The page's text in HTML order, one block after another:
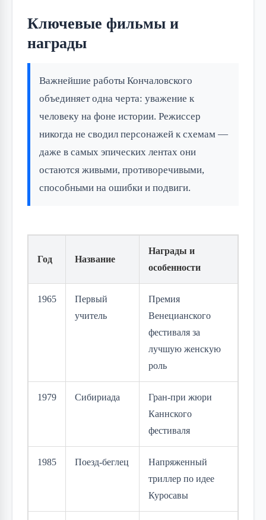
Ключевые фильмы и
награды
Важнейшие работы Кончаловского
объединяет одна черта: уважение к
человеку на фоне истории. Режиссер
никогда не сводил персонажей к схемам —
даже в самых эпических лентах они
остаются живыми, противоречивыми,
способными на ошибки и подвиги.
Год Название
Награды и
особенности
1965
Первый
учитель
Премия
Венецианского
фестиваля за
лучшую женскую
роль
1979 Сибириада
Гран-при жюри
Каннского
фестиваля
1985 Поезд-беглец
Напряженный
триллер по идее
Куросавы